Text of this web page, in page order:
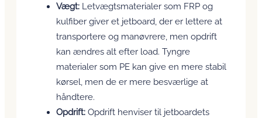
Vægt: Letvægtsmaterialer som FRP og
kulfiber giver et jetboard, der er lettere at
transportere og manøvrere, men opdrift
kan ændres alt efter load. Tyngre
materialer som PE kan give en mere stabil
kørsel, men de er mere besværlige at
håndtere.
Opdrift: Opdrift henviser til jetboardets